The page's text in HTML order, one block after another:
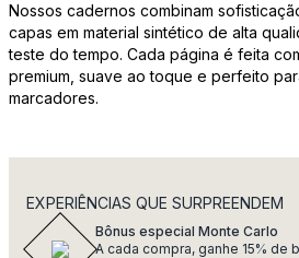
Nossos cadernos combinam
capas em material sintético de alta
teste do tempo. Cada página é feita
premium, suave ao toque e perfeito
marcadores.
EXPERIÊNCIAS QUE SURPREENDEM
Bônus especial Monte Carlo
A cada compra, ganhe 15% de